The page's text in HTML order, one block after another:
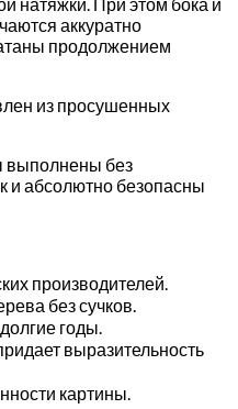
аккуратно
продолжением
из просушенных
выполнены без
и абсолютно безопасны
производителей.
без сучков.
годы.
выразительность
картины.